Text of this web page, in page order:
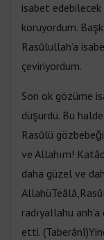
isabet
koruyordum.
Rasûlullah’a
çeviriyordum.
Son ok gözüme
düşürdü. Bu
Rasûlü
ve Allahım!
daha güzel ve
radıyallahu
etti.